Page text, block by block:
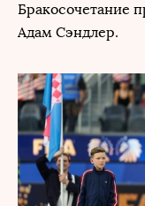
Бракосочетание
Адам Сэндлер.